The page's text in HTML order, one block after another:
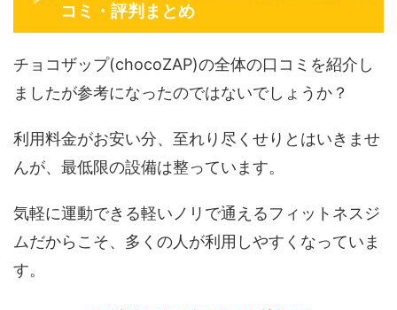
コミ・評判まとめ
チョコザップ(chocoZAP)の全体の口コミを紹介し
ましたが参考になったのではないでしょうか？
利用料金がお安い分、至れり尽くせりとはいきませ
んが、最低限の設備は整っています。
気軽に運動できる軽いノリで通えるフィットネスジ
ムだからこそ、多くの人が利用しやすくなっていま
す。